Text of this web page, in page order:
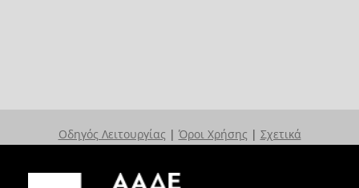
Οδηγός Λειτουργίας | Όροι Χρήσης | Σχετικά